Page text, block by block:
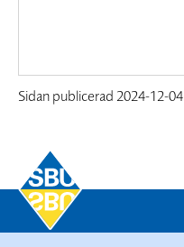
Sidan publicerad 2024-12-04